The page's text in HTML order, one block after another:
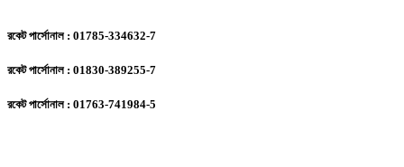
রকেট পার্সোনাল : 01785-334632-7
রকেট পার্সোনাল : 01830-389255-7
রকেট পার্সোনাল : 01763-741984-5